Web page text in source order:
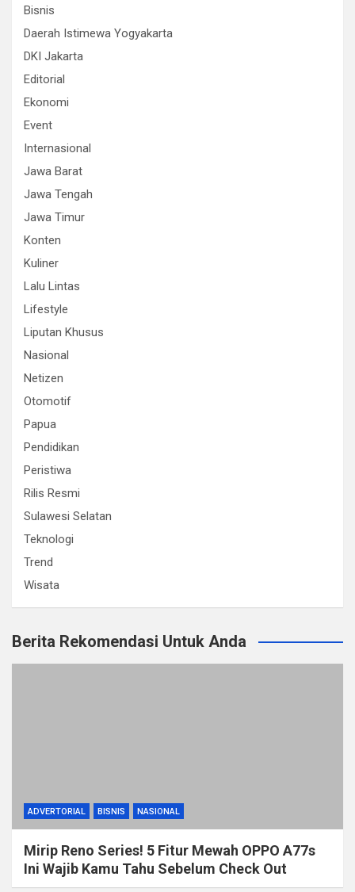
Bisnis
Daerah Istimewa Yogyakarta
DKI Jakarta
Editorial
Ekonomi
Event
Internasional
Jawa Barat
Jawa Tengah
Jawa Timur
Konten
Kuliner
Lalu Lintas
Lifestyle
Liputan Khusus
Nasional
Netizen
Otomotif
Papua
Pendidikan
Peristiwa
Rilis Resmi
Sulawesi Selatan
Teknologi
Trend
Wisata
Berita Rekomendasi Untuk Anda
ADVERTORIAL BISNIS NASIONAL
Mirip Reno Series! 5 Fitur Mewah OPPO A77s
Ini Wajib Kamu Tahu Sebelum Check Out